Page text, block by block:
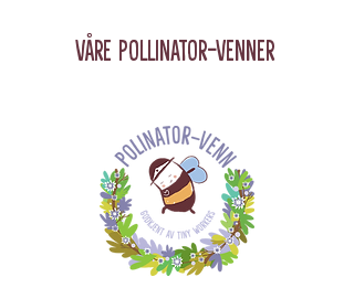
Våre Pollinator-Venner